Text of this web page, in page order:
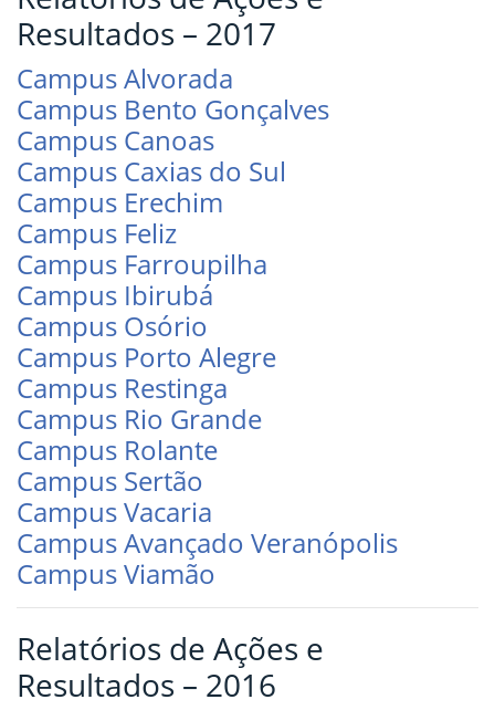
Resultados – 2017
Campus Alvorada
Campus Bento Gonçalves
Campus Canoas
Campus Caxias do Sul
Campus Erechim
Campus Feliz
Campus Farroupilha
Campus Ibirubá
Campus Osório
Campus Porto Alegre
Campus Restinga
Campus Rio Grande
Campus Rolante
Campus Sertão
Campus Vacaria
Campus Avançado Veranópolis
Campus Viamão
Relatórios de Ações e
Resultados – 2016